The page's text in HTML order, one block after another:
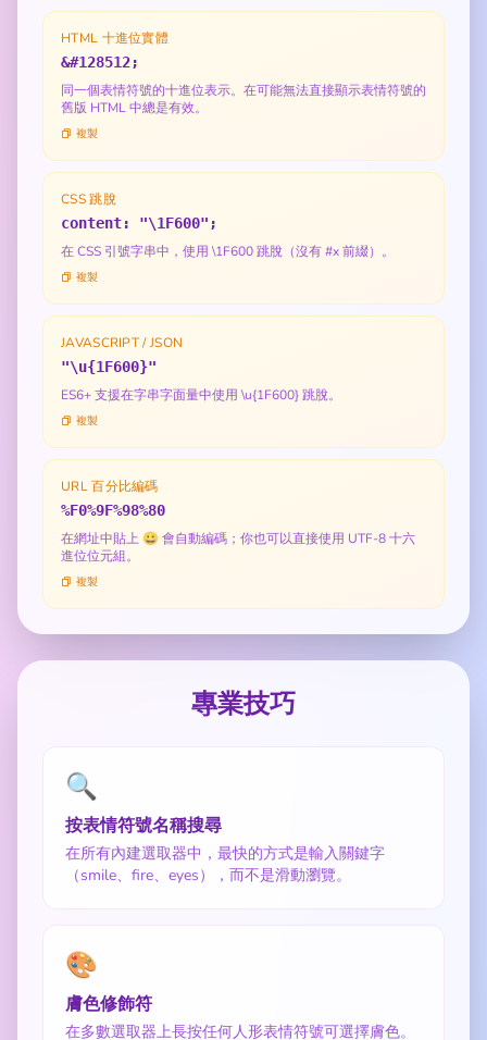
HTML 十進位實體
&#128512;
同一個表情符號的十進位表示。在可能無法直接顯示表情符號的
舊版 HTML 中總是有效。
複製
CSS 跳脫
content: "\1F600";
在 CSS 引號字串中，使用 \1F600 跳脫（沒有 #x 前綴）。
複製
JAVASCRIPT / JSON
"\u{1F600}"
ES6+ 支援在字串字面量中使用 \u{1F600} 跳脫。
複製
URL 百分比編碼
%F0%9F%98%80
在網址中貼上 😀 會自動編碼；你也可以直接使用 UTF-8 十六
進位位元組。
複製
專業技巧
🔍
按表情符號名稱搜尋
在所有內建選取器中，最快的方式是輸入關鍵字
（smile、fire、eyes），而不是滑動瀏覽。
🎨
膚色修飾符
在多數選取器上長按任何人形表情符號可選擇膚色。